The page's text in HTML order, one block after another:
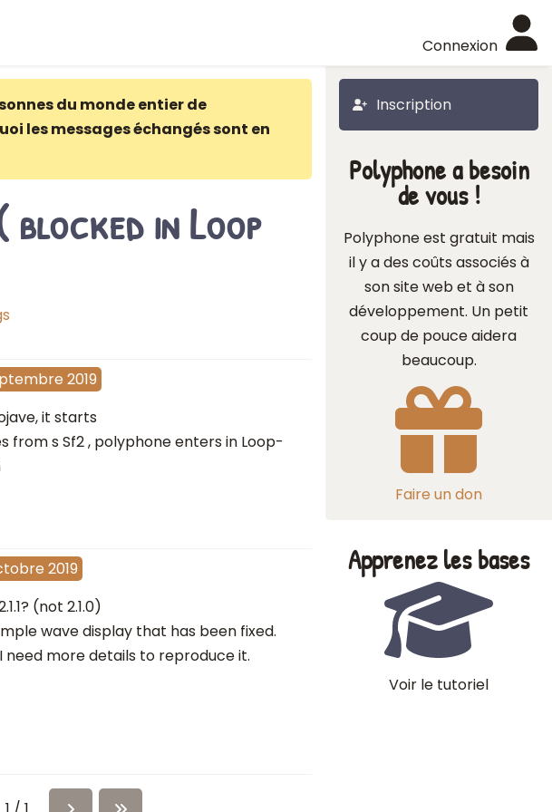
Connexion
Inscription
du monde entier de
les messages échangés sont en
blocked in Loop
2019
it starts
from s Sf2 , polyphone enters in Loop-
2019
(not 2.1.0)
wave display that has been fixed.
need more details to reproduce it.
Polyphone a besoin
de vous !
Polyphone est gratuit mais
il y a des coûts associés à
son site web et à son
développement. Un petit
coup de pouce aidera
beaucoup.
Faire un don
Apprenez les bases
Voir le tutoriel